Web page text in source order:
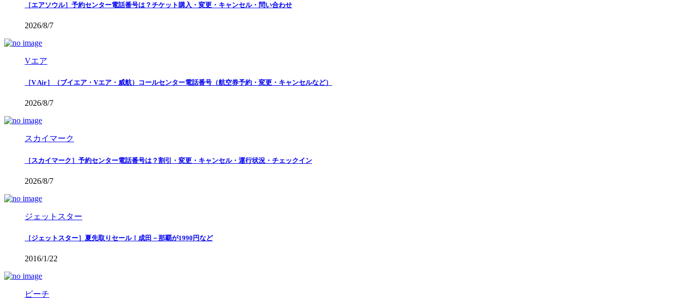
［エアソウル］予約センター電話番号は？チケット購入・変更・キャンセル・問い合わせ
2026/8/7
Vエア
［V Air］（ブイエア・Vエア・威航）コールセンター電話番号（航空券予約・変更・キャンセルなど）
2026/8/7
スカイマーク
［スカイマーク］予約センター電話番号は？割引・変更・キャンセル・運行状況・チェックイン
2026/8/7
ジェットスター
［ジェットスター］夏先取りセール！成田－那覇が1990円など
2016/1/22
ピーチ